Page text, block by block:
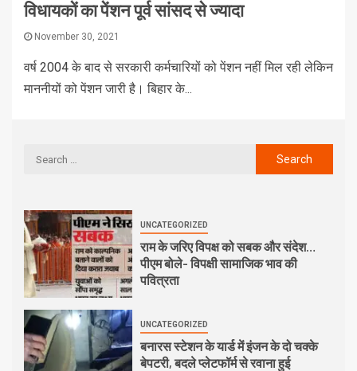
विधायकों का पेंशन पूर्व सांसद से ज्यादा
November 30, 2021
वर्ष 2004 के बाद से सरकारी कर्मचारियों को पेंशन नहीं मिल रही लेकिन
माननीयों को पेंशन जारी है। बिहार के...
UNCATEGORIZED
राम के जरिए विपक्ष को सबक और संदेश…
पीएम बोले- विपक्षी सामाजिक भाव की
पवित्रता
UNCATEGORIZED
बनारस स्टेशन के यार्ड में इंजन के दो चक्के
बेपटरी, बदले प्लेटफॉर्म से रवाना हुई